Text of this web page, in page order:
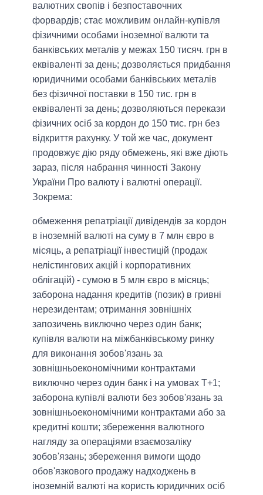
валютних свопів і безпоставочних
форвардів; стає можливим онлайн-купівля
фізичними особами іноземної валюти та
банківських металів у межах 150 тисяч. грн в
еквіваленті за день; дозволяється придбання
юридичними особами банківських металів
без фізичної поставки в 150 тис. грн в
еквіваленті за день; дозволяються перекази
фізичних осіб за кордон до 150 тис. грн без
відкриття рахунку. У той же час, документ
продовжує дію ряду обмежень, які вже діють
зараз, після набрання чинності Закону
України Про валюту і валютні операції.
Зокрема:
обмеження репатріації дивідендів за кордон
в іноземній валюті на суму в 7 млн ​​євро в
місяць, а репатріації інвестицій (продаж
нелістингових акцій і корпоративних
облігацій) - сумою в 5 млн євро в місяць;
заборона надання кредитів (позик) в гривні
нерезидентам; отримання зовнішніх
запозичень виключно через один банк;
купівля валюти на міжбанківському ринку
для виконання зобов'язань за
зовнішньоекономічними контрактами
виключно через один банк і на умовах Т+1;
заборона купівлі валюти без зобов'язань за
зовнішньоекономічними контрактами або за
кредитні кошти; збереження валютного
нагляду за операціями взаємозаліку
зобов'язань; збереження вимоги щодо
обов'язкового продажу надходжень в
іноземній валюті на користь юридичних осіб